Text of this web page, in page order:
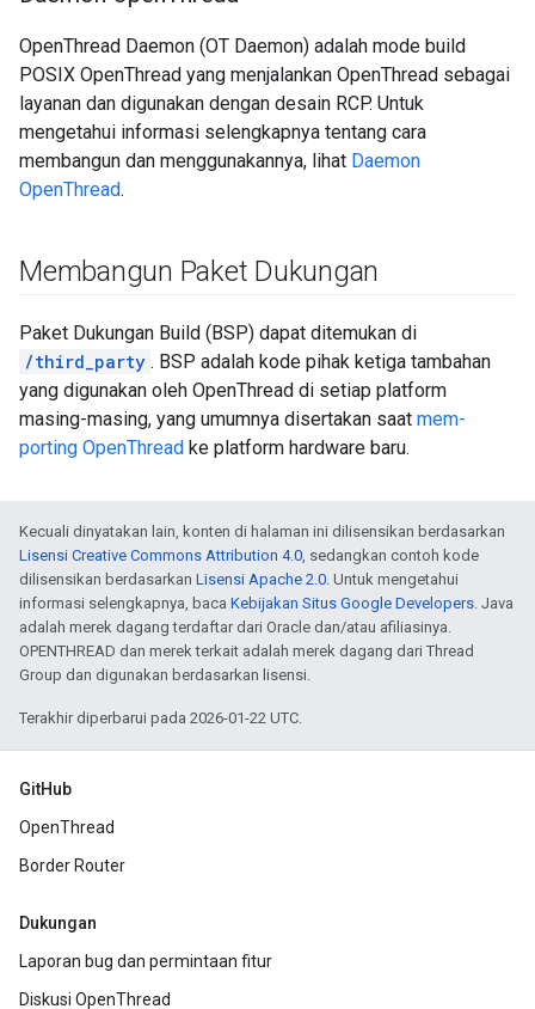
OpenThread Daemon (OT Daemon) adalah mode build
POSIX OpenThread yang menjalankan OpenThread sebagai
layanan dan digunakan dengan desain RCP. Untuk
mengetahui informasi selengkapnya tentang cara
membangun dan menggunakannya, lihat Daemon
OpenThread.
Membangun Paket Dukungan
Paket Dukungan Build (BSP) dapat ditemukan di
/third_party . BSP adalah kode pihak ketiga tambahan
yang digunakan oleh OpenThread di setiap platform
masing-masing, yang umumnya disertakan saat mem-
porting OpenThread ke platform hardware baru.
Kecuali dinyatakan lain, konten di halaman ini dilisensikan berdasarkan
Lisensi Creative Commons Attribution 4.0, sedangkan contoh kode
dilisensikan berdasarkan Lisensi Apache 2.0. Untuk mengetahui
informasi selengkapnya, baca Kebijakan Situs Google Developers. Java
adalah merek dagang terdaftar dari Oracle dan/atau afiliasinya.
OPENTHREAD dan merek terkait adalah merek dagang dari Thread
Group dan digunakan berdasarkan lisensi.
Terakhir diperbarui pada 2026-01-22 UTC.
GitHub
OpenThread
Border Router
Dukungan
Laporan bug dan permintaan fitur
Diskusi OpenThread